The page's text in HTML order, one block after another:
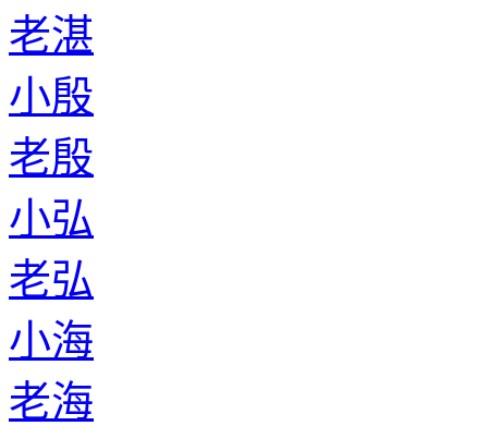
老湛
小殷
老殷
小弘
老弘
小海
老海